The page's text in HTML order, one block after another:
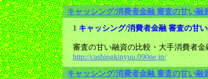
キャッシング/消費者金融 審査の甘い融
1キャッシング/消費者金融 審査の甘
審査の甘い融資の比較・大手消費者
http://cashingkinyuu.090ne.jp/
キャッシング/消費者金融 審査の甘い融